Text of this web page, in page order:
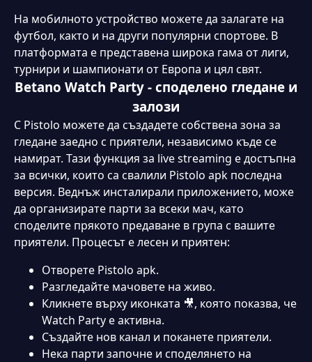
На мобилното устройство можете да залагате на
футбол, както и на други популярни спортове. В
платформата е представена широка гама от лиги,
турнири и шампионати от Европа и цял свят.
Вetano Watch Party - споделено гледане и
залози
С Pistolo можете да създадете собствена зона за
гледане заедно с приятели, независимо къде се
намират. Тази функция за live streaming е достъпна
за всички, които са свалили Pistolo apk последна
версия. Веднъж инсталирали приложението, може
да организирате парти за всеки мач, като
споделите прякото предаване в група с вашите
приятели. Процесът е лесен и приятен:
Отворете Pistolo apk.
Разгледайте мачовете на живо.
Кликнете върху иконката 🎥, която показва, че
Watch Party е активна.
Създайте нов канал и поканете приятели.
Нека парти започне и споделянето на